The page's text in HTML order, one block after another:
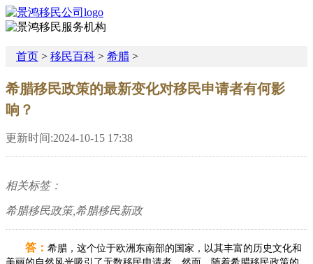
首页 > 移民百科 > 希腊 >
希腊移民政策的最新变化对移民申请者有何影
响？
更新时间:2024-10-15 17:38
相关标签：
希腊移民政策,希腊移民新政
答： 希腊，这个位于欧洲东南部的国家，以其丰富的历史文化和